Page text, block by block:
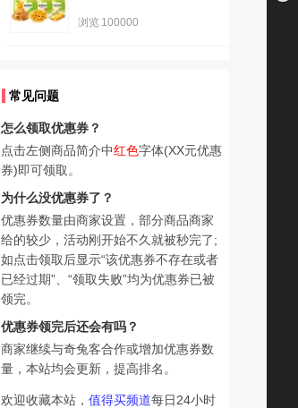
浏览 100000
常见问题
怎么领取优惠券？
点击左侧商品简介中红色字体(XX元优惠
券)即可领取。
为什么没优惠券了？
优惠券数量由商家设置，部分商品商家
给的较少，活动刚开始不久就被秒完了;
如点击领取后显示“该优惠券不存在或者
已经过期”、“领取失败”均为优惠券已被
领完。
优惠券领完后还会有吗？
商家继续与奇兔客合作或增加优惠券数
量，本站均会更新，提高排名。
欢迎收藏本站， 值得买频道每日24小时